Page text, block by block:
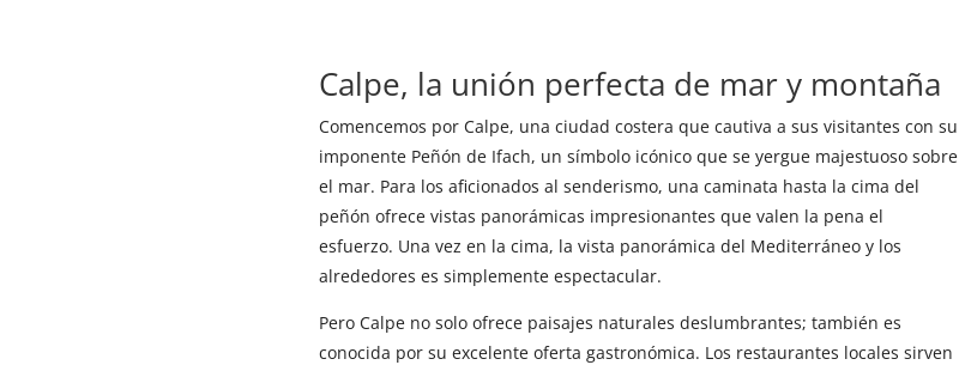
Calpe, la unión perfecta de mar y montaña
Comencemos por Calpe, una ciudad costera que cautiva a sus visitantes con su
imponente Peñón de Ifach, un símbolo icónico que se yergue majestuoso sobre
el mar. Para los aficionados al senderismo, una caminata hasta la cima del
peñón ofrece vistas panorámicas impresionantes que valen la pena el
esfuerzo. Una vez en la cima, la vista panorámica del Mediterráneo y los
alrededores es simplemente espectacular.
Pero Calpe no solo ofrece paisajes naturales deslumbrantes; también es
conocida por su excelente oferta gastronómica. Los restaurantes locales sirven